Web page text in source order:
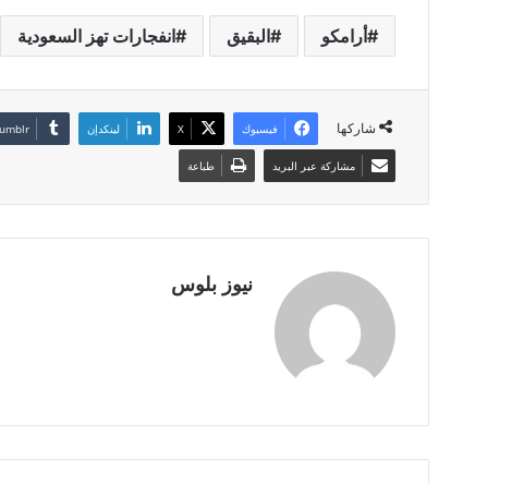
أرامكو البقيق انفجارات تهز السعودية
شاركها فيسبوك X لينكدإن
مشاركة عبر البريد طباعة
نيوز بلوس